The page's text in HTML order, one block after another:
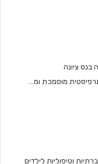
מוסמכת ומ...
וטיפוליות לילדים